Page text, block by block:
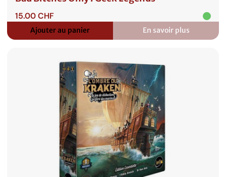
15.00CHF
Ajouter au panier En savoir plus
:
Bad
: